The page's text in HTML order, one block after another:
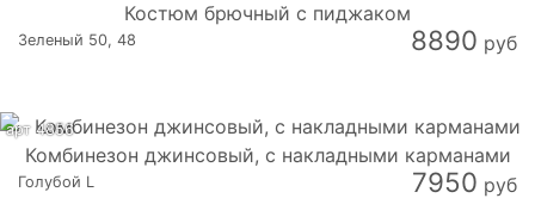
Костюм брючный с пиджаком
Зеленый 50, 48 8890 руб
арт 4856
Комбинезон джинсовый, с накладными карманами
Голубой L 7950 руб